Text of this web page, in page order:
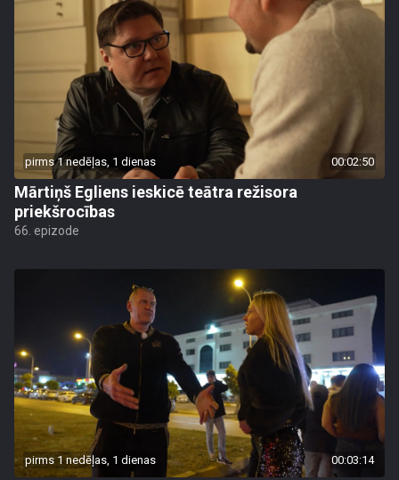
pirms 1 nedēļas, 1 dienas 00:02:50
Mārtiņš Egliens ieskicē teātra režisora
priekšrocības
66. epizode
pirms 1 nedēļas, 1 dienas 00:03:14